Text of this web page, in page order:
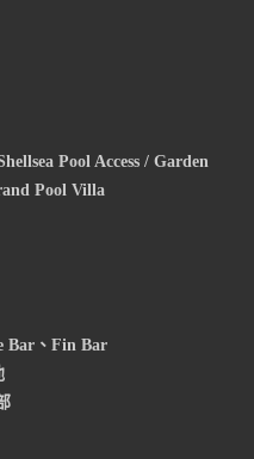
Pool Access / Garden
Pool Villa
Bar、Fin Bar